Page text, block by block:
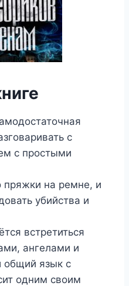
с
с простыми
пряжки на ремне, и
убийства и
встретиться
ангелами и
общий язык с
одним своим